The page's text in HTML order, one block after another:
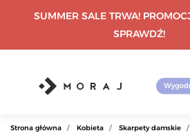
SUMMER SALE TRWA!
SPRAWDŹ!
Strona główna Kobieta Skarpety damskie